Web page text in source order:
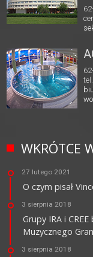
WKRÓTCE
27 lutego 2021
O czym pisał
3 sierpnia 2018
Grupy IRA i
Muzycznego
3 sierpnia 2018